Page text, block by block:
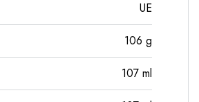
UE
106 g
107 ml